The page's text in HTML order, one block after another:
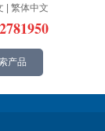
繁体中文